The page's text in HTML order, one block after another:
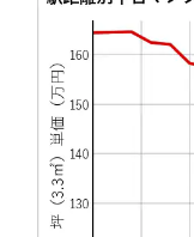
久が原山王 下丸子
田園調布本町
西馬込
西嶺町西六郷
東矢口
東六
南雪谷
洗足池駅石川台駅
池上駅蓮沼駅
平和島駅
大森町駅
大鳥居駅
穴守稲荷